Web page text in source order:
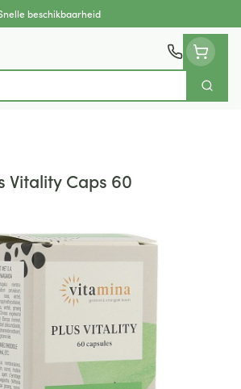
beschikbaarheid
Zoek
Vitality Caps 60